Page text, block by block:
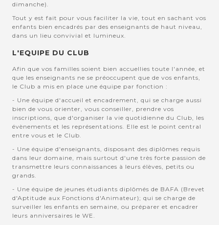
dimanche).
Tout y est fait pour vous faciliter la vie, tout en sachant vos
enfants bien encadrés par des enseignants de haut niveau,
dans un lieu convivial et lumineux.
L'EQUIPE DU CLUB
Afin que vos familles soient bien accuellies toute l'année, et
que les enseignants ne se préoccupent que de vos enfants,
le Club a mis en place une équipe par fonction :
- Une équipe d'accueil et encadrement, qui se charge aussi
bien de vous orienter, vous conseiller, prendre vos
inscriptions, que d'organiser la vie quotidienne du Club, les
évènements et les représentations. Elle est le point central
entre vous et le Club.
- Une équipe d'enseignants, disposant des diplômes requis
dans leur domaine, mais surtout d'une très forte passion de
transmettre leurs connaissances à leurs élèves, petits ou
grands.
- Une équipe de jeunes étudiants diplômés de BAFA (Brevet
d'Aptitude aux Fonctions d'Animateur); qui se charge de
surveiller les enfants en semaine, ou préparer et encadrer
leurs anniversaires le WE.